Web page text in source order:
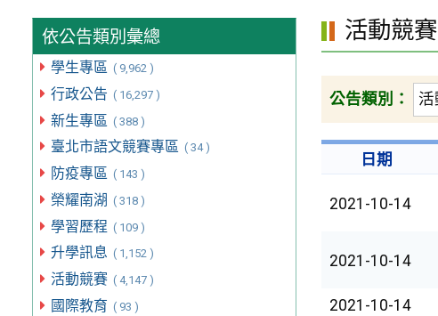
依公告類別彙總
學生專區 ( 9,962 )
行政公告 ( 16,297 )
新生專區 ( 388 )
臺北市語文競賽專區 ( 34 )
防疫專區 ( 143 )
榮耀南湖 ( 318 )
學習歷程 ( 109 )
升學訊息 ( 1,152 )
活動競賽 ( 4,147 )
國際教育 ( 93 )
活動競賽
公告類別：
日期
2021-10-14
2021-10-14
2021-10-14